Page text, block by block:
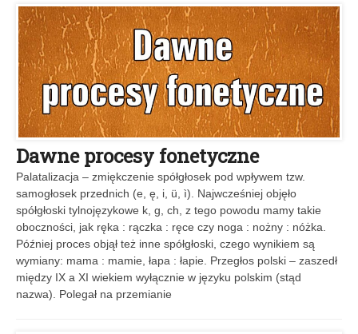
Dawne procesy fonetyczne
Palatalizacja – zmiękczenie spółgłosek pod wpływem tzw.
samogłosek przednich (e, ę, i, ü, ì). Najwcześniej objęło
spółgłoski tylnojęzykowe k, g, ch, z tego powodu mamy takie
oboczności, jak ręka : rączka : ręce czy noga : nożny : nóżka.
Później proces objął też inne spółgłoski, czego wynikiem są
wymiany: mama : mamie, łapa : łapie. Przegłos polski – zaszedł
między IX a XI wiekiem wyłącznie w języku polskim (stąd
nazwa). Polegał na przemianie